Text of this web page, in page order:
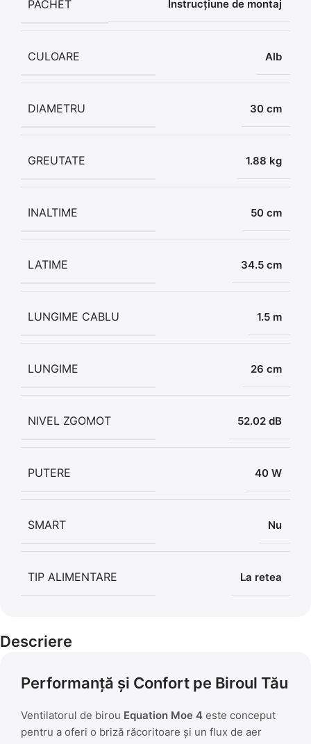
PACHET
Instrucțiune de montaj
CULOARE Alb
DIAMETRU 30 cm
GREUTATE 1.88 kg
INALTIME 50 cm
LATIME 34.5 cm
LUNGIME CABLU 1.5 m
LUNGIME 26 cm
NIVEL ZGOMOT 52.02 dB
PUTERE 40 W
SMART Nu
TIP ALIMENTARE La retea
Descriere
Performanță și Confort pe Biroul Tău
Ventilatorul de birou Equation Moe 4 este conceput
pentru a oferi o briză răcoritoare și un flux de aer